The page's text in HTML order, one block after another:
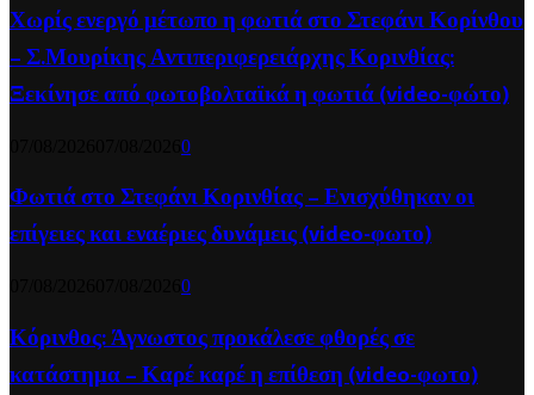
Χωρίς ενεργό μέτωπο η φωτιά στο Στεφάνι Κορίνθου
– Σ.Μουρίκης Αντιπεριφερειάρχης Κορινθίας:
Ξεκίνησε από φωτοβολταϊκά η φωτιά (video-φώτο)
0
Φωτιά στο Στεφάνι Κορινθίας – Ενισχύθηκαν οι
επίγειες και εναέριες δυνάμεις (video-φωτο)
0
Κόρινθος: Άγνωστος προκάλεσε φθορές σε
κατάστημα – Καρέ καρέ η επίθεση (video-φωτο)